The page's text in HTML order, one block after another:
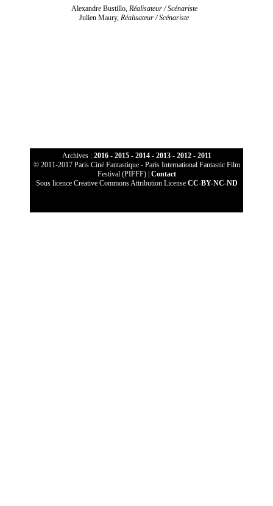
Alexandre Bustillo, Réalisateur / Scénariste
Julien Maury, Réalisateur / Scénariste
Archives : 2016- 2015- 2014- 2013- 2012- 2011
© 2011-2017 Paris Ciné Fantastique - Paris International Fantastic Film
Festival (PIFFF) | Contact
Sous licence Creative Commons Attribution License CC-BY-NC-ND